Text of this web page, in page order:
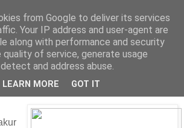
& Miljøteknologi
from Google to deliver its services
Your IP address and user-agent are
along with performance and security
of service, generate usage
and address abuse.
LEARN MORE GOT IT